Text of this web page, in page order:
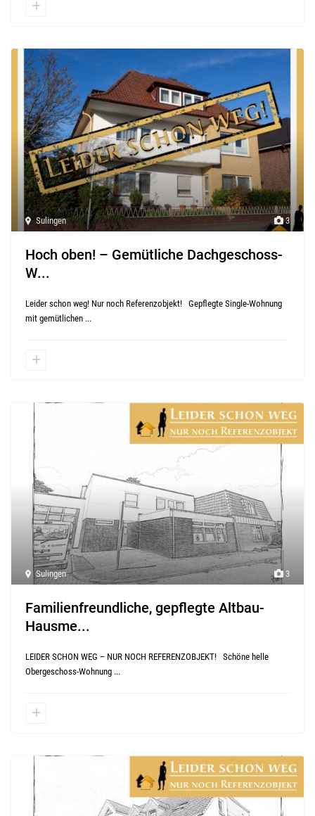
3
Sulingen
Hoch oben! – Gemütliche Dachgeschoss-
W...
Leider schon weg! Nur noch Referenzobjekt! Gepflegte Single-Wohnung
mit gemütlichen ...
3
Sulingen
Familienfreundliche, gepflegte Altbau-
Hausme...
LEIDER SCHON WEG – NUR NOCH REFERENZOBJEKT! Schöne helle
Obergeschoss-Wohnung ...